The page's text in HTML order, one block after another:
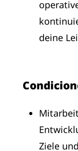
deine
Ziele